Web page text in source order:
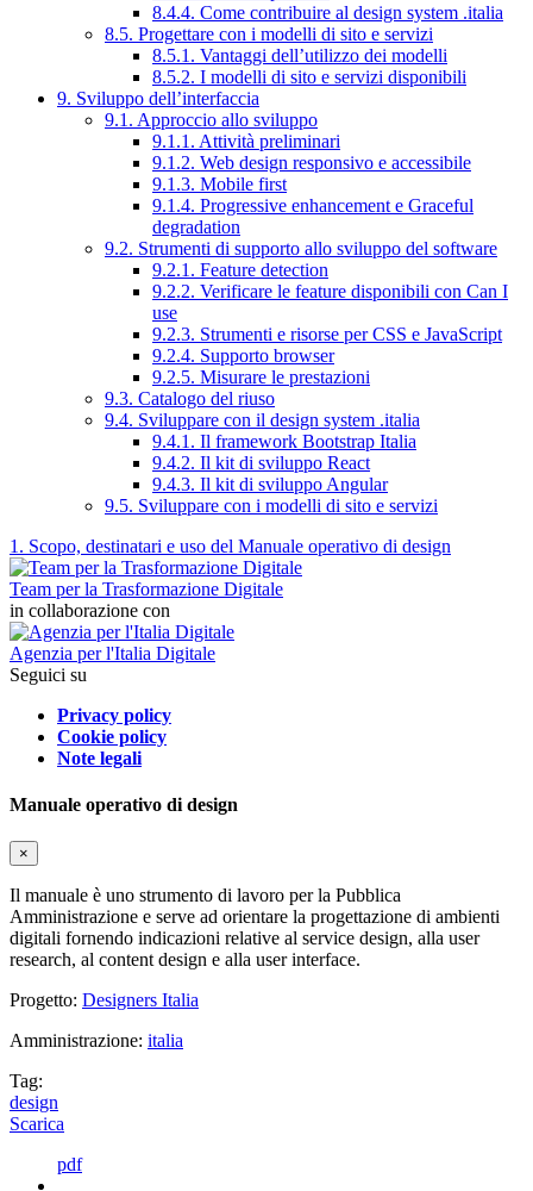
8.4.4. Come contribuire al design system .italia
8.5. Progettare con i modelli di sito e servizi
8.5.1. Vantaggi dell’utilizzo dei modelli
8.5.2. I modelli di sito e servizi disponibili
9. Sviluppo dell’interfaccia
9.1. Approccio allo sviluppo
9.1.1. Attività preliminari
9.1.2. Web design responsivo e accessibile
9.1.3. Mobile first
9.1.4. Progressive enhancement e Graceful
degradation
9.2. Strumenti di supporto allo sviluppo del software
9.2.1. Feature detection
9.2.2. Verificare le feature disponibili con Can I
use
9.2.3. Strumenti e risorse per CSS e JavaScript
9.2.4. Supporto browser
9.2.5. Misurare le prestazioni
9.3. Catalogo del riuso
9.4. Sviluppare con il design system .italia
9.4.1. Il framework Bootstrap Italia
9.4.2. Il kit di sviluppo React
9.4.3. Il kit di sviluppo Angular
9.5. Sviluppare con i modelli di sito e servizi
1. Scopo, destinatari e uso del Manuale operativo di design
Team per la Trasformazione Digitale
in collaborazione con
Agenzia per l'Italia Digitale
Seguici su
Privacy policy
Cookie policy
Note legali
Manuale operativo di design
×
Il manuale è uno strumento di lavoro per la Pubblica
Amministrazione e serve ad orientare la progettazione di ambienti
digitali fornendo indicazioni relative al service design, alla user
research, al content design e alla user interface.
Progetto: Designers Italia
Amministrazione: italia
Tag:
design
Scarica
pdf